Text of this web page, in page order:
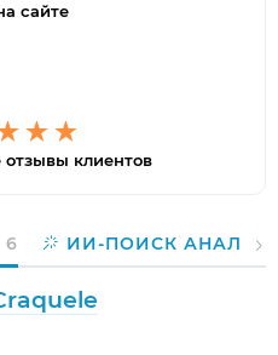
сайте
клиентов
6 ИИ-ПОИСК